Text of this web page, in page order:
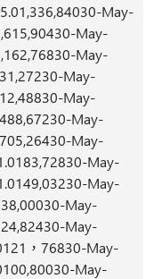
May-
May-
May-
May-
May-
May-
May-
May-
May-
May-
May-
，76830-May-
May-